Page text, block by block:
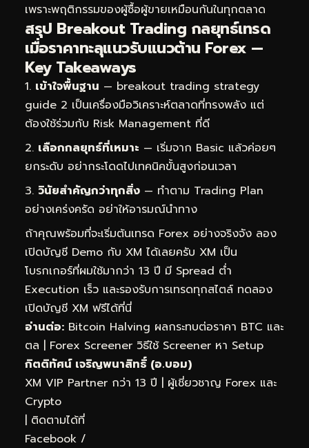
เพราะพฤติกรรมของผู้ซื้อผู้ขายเหมือนกันในทุกตลาด
สรุป Breakout Trading กลยุทธ์เทรด
เมื่อราคาทะลุแนวรับแนวต้าน Forex —
Key Takeaways
เข้าใจพื้นฐาน — breakout trading strategy
guide 2 เป็นเครื่องมือวิเคราะห์ตลาดที่ทรงพลัง แต่
ต้องใช้ร่วมกับ Risk Management ที่ดี
เลือกกลยุทธ์ที่เหมาะ — เริ่มจาก Basic แล้วค่อยๆ
ยกระดับ อย่ากระโดดไปเทคนิคขั้นสูงก่อนเวลา
วินัยสำคัญกว่าทุกสิ่ง — ทำตาม Trading Plan
อย่างเคร่งครัด อย่าให้อารมณ์นำทาง
ถ้าคุณพร้อมที่จะเริ่มต้นเทรด Forex อย่างจริงจัง ลอง
เปิดบัญชี Demo กับ XM ได้เลยครับ XM เป็น
โบรกเกอร์ที่ผมใช้มากว่า 13 ปี มี Spread ต่ำ
Execution เร็ว และรองรับการเทรดทุกสไตล์ ทดลอง
เปิดบัญชี XM ฟรีได้ที่นี่
อ่านต่อ: Bitcoin Halving ผลกระทบต่อราคา BTC และ
ตล | Forex Screener วิธีใช้ Screener หา Setup
กิตติทัศน์ เจริญพนาสิทธิ์ (อ.บอม)
XM VIP Partner กว่า 13 ปี | ผู้เชี่ยวชาญ Forex และ
Crypto
| ติดตามได้ที่
Facebook /